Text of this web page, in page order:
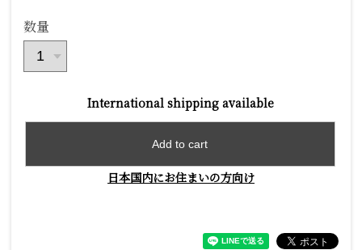
数量
International shipping available
Add to cart
日本国内にお住まいの方向け